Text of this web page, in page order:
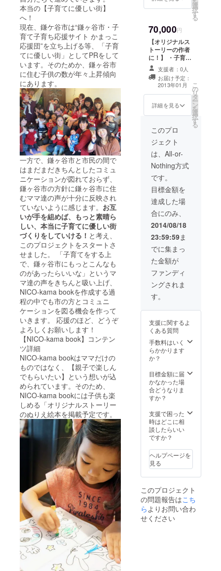
本当の【子育てに優しい街】
へ！
現在、鎌ケ谷市は“鎌ヶ谷市・子
育て子育ち応援サイト かまっこ
応援団”を立ち上げる等、「子育
てに優しい街」としてPRをして
います。そのためか、鎌ヶ谷市
に住む子供の数が年々上昇傾向
にあります。
一方で、鎌ヶ谷市と市民の間で
はまだまだきちんとしたコミュ
ニケーションが図れておらず、
鎌ヶ谷市の方針に鎌ヶ谷市に住
むママ達の声が十分に反映され
ていないように感じます。 お互
いが手を組めば、もっと素晴ら
しい、本当に子育てに優しい街
づくりをしていける！ と考え、
このプロジェクトをスタートさ
せました。 「子育てをする上
で、鎌ヶ谷市にもっとこんなも
のがあったらいいな」というマ
マ達の声をきちんと吸い上げ、
NICO-kama bookを作成する過
程の中でも市の方とコミュニ
ケーションを図る機会を作って
いきます。 応援のほど、どうぞ
よろしくお願いします！
【NICO-kama book】コンテン
ツ詳細
NICO-kama bookはママだけの
ものではなく、【親子で楽しん
でもらいたい】という想いが込
められています。そのため、
NICO-kama bookには子供も楽
しめる「オリジナルストーリー
のぬりえ絵本を掲載予定です。
選
択
す
る
70,000円
【オリジナルス
トーリーの作者
に！】 ・子育て
応援隊アイル
ゴーより感謝の
メール ・出来上
がったNICO-
kama book5冊
お渡し ・サポー
HP&NICO-
kama bookにお
名前（団体）を
記載 ・あなたが
考えたストー
リーを元に、次
回以降のぬりえ
絵本として作成
させていただき
ます。（ぬりえ
やアルファベッ
トのデザインに
なるため、手直
させていただき
ます）
支援者：0人
お届け予定：
2013年01月
詳細を見る
こ
の
リ
タ
ー
ン
を
選
択
す
る
このプロ
ジェクト
は、All-or-
Nothing方式
です。
目標金額を
達成した場
合にのみ、
2014/08/18
23:59:59ま
でに集まっ
た金額が
ファンディ
ングされま
す。
支援に関するよ
くある質問
手数料はいく
らかかります
か？
目標金額に届
かなかった場
合どうなりま
すか？
支援で困った
時はどこに相
談したらいい
ですか？
ヘルプページを
見る
このプロジェクト
の問題報告はこち
らよりお問い合わ
せください